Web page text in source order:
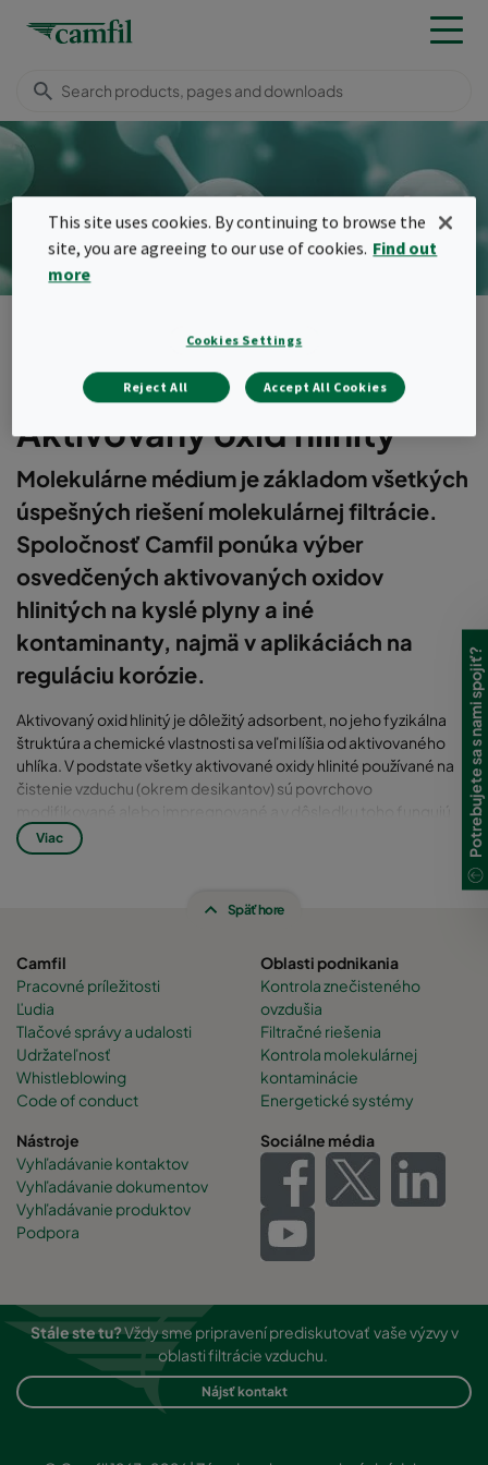
Aktivovaný oxid hlinitý
Aktivovaný oxid hlinitý
Aktivovaný oxid hlinitý
Molekulárne médium je základom všetkých
úspešných riešení molekulárnej filtrácie.
Spoločnosť Camfil ponúka výber
osvedčených aktivovaných oxidov
hlinitých na kyslé plyny a iné
kontaminanty, najmä v aplikáciách na
reguláciu korózie.
Aktivovaný oxid hlinitý je dôležitý adsorbent, no jeho fyzikálna
štruktúra a chemické vlastnosti sa veľmi líšia od aktivovaného
uhlíka. V podstate všetky aktivované oxidy hlinité používané na
čistenie vzduchu (okrem desikantov) sú povrchovo
modifikované alebo impregnované a v dôsledku toho fungujú
skôr cielene než širokospektrálne. Z tohto dôvodu sú určené na
špecifickú adsorpciu jednotlivej molekuly alebo skupiny
plynov v aplikáciách na reguláciu korózie. Aktivovaný oxid hlinitý
spoločnosti Camfil optimalizovať účinnosť, životnosť a stratu
tlaku pre rôzne aplikácie zákazníkov. Aktivovaný oxid hlinitý
pracuje s chemickým adsorpčným mechanizmom. Aktivovaný
oxid hlinitý je na báze minerálov a aktívne uhlie je z organických
surovín (na báze uhlíka). V dôsledku toho má aktivovaný oxid
hlinitý lepšie vlastnosti horľavosti ako aktivovaný uhlík.
Viac
Späť hore
Camfil
Pracovné príležitosti
Ľudia
Tlačové správy a udalosti
Udržateľnosť
Whistleblowing
Code of conduct
Oblasti podnikania
Kontrola znečisteného
ovzdušia
Filtračné riešenia
Kontrola molekulárnej
kontaminácie
Energetické systémy
Nástroje
Vyhľadávanie kontaktov
Vyhľadávanie dokumentov
Vyhľadávanie produktov
Podpora
Sociálne média
Stále ste tu?Vždy sme pripravení prediskutovať vaše výzvy v
oblasti filtrácie vzduchu.
Nájsť kontakt
Potrebujete sa s nami spojiť?
This site uses cookies. By continuing to browse the
site, you are agreeing to our use of cookies. Find out
more
Cookies Settings
Reject All Accept All Cookies